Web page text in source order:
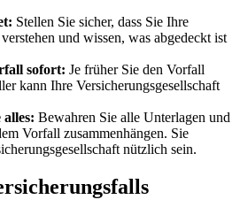
Stellen Sie sicher, dass Sie Ihre
und wissen, was abgedeckt ist
sofort: Je früher Sie den Vorfall
kann Ihre Versicherungsgesellschaft
Bewahren Sie alle Unterlagen und
Vorfall zusammenhängen. Sie
nützlich sein.